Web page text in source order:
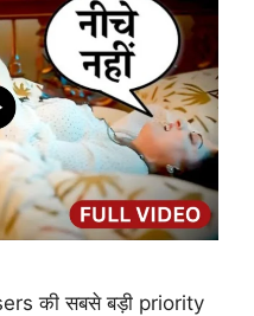
की सबसे बड़ी priority